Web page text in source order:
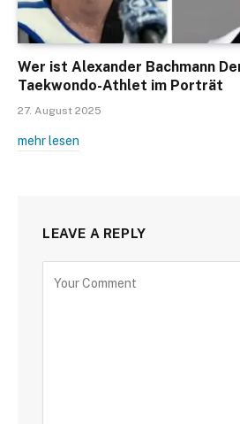
Wer ist Alexander Bachmann
Taekwondo-Athlet im Porträt
27. August 2025
mehr lesen
LEAVE A REPLY